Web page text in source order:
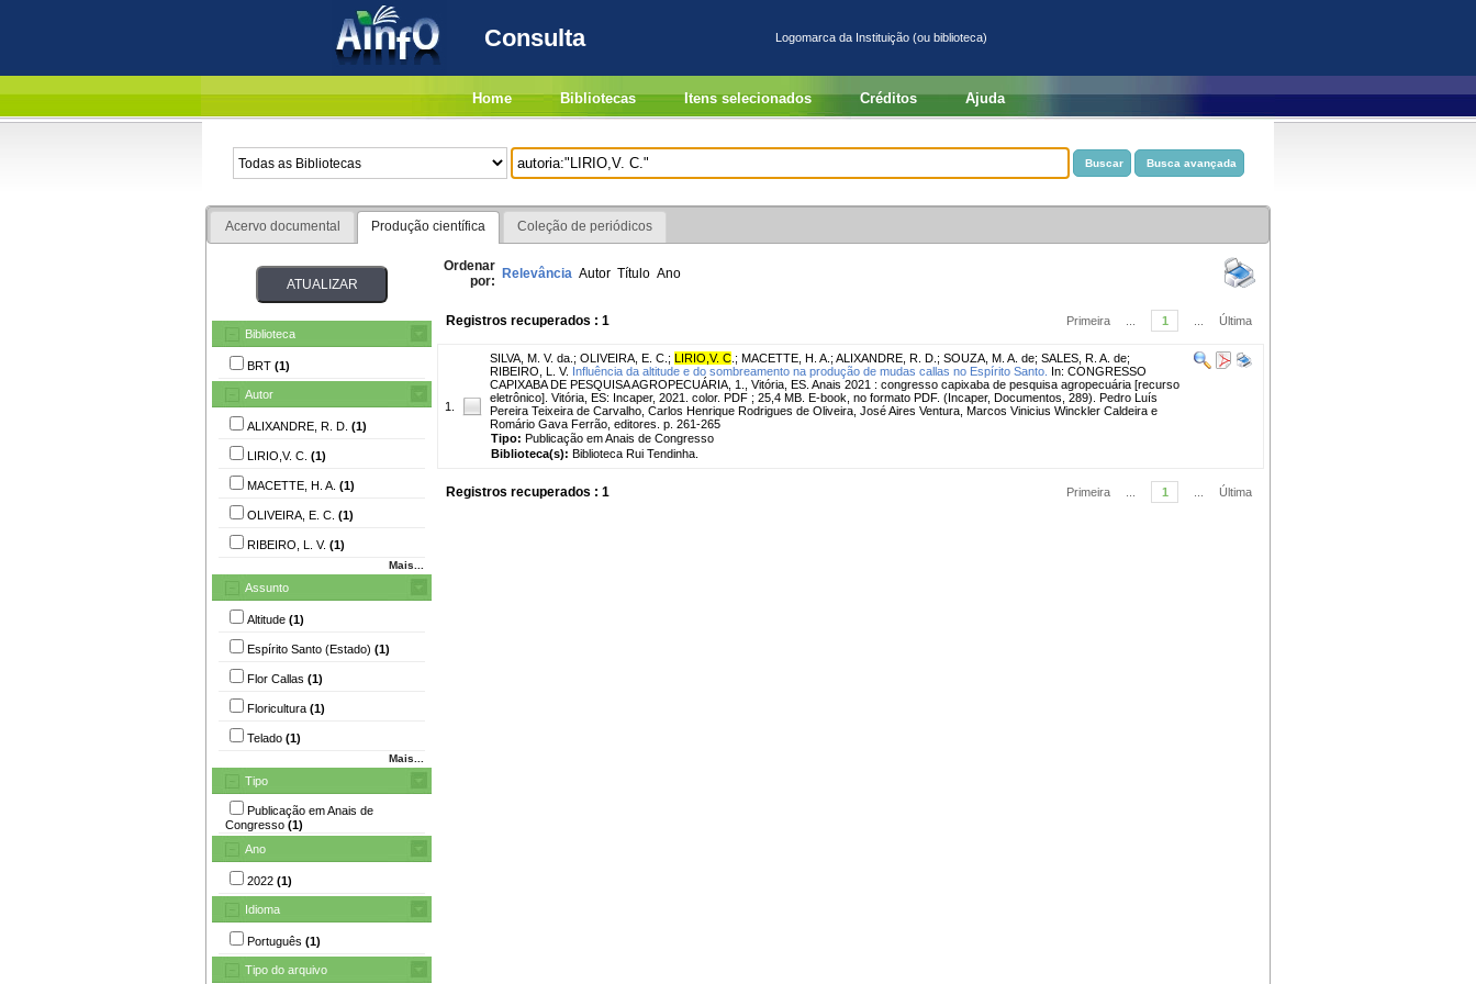
Consulta Logomarca da Instituição (ou biblioteca)
Home Bibliotecas Itens selecionados Créditos Ajuda
Acervo documental Produção científica Coleção de periódicos
Biblioteca
BRT (1)
Autor
ALIXANDRE, R. D. (1)
LIRIO,V. C. (1)
MACETTE, H. A. (1)
OLIVEIRA, E. C. (1)
RIBEIRO, L. V. (1)
Mais...
Assunto
Altitude (1)
Espírito Santo (Estado) (1)
Flor Callas (1)
Floricultura (1)
Telado (1)
Mais...
Tipo
Publicação em Anais de
Congresso (1)
Ano
2022 (1)
Idioma
Português (1)
Tipo do arquivo
Ordenar
por: Relevância Autor Título Ano
Registros recuperados : 1 Primeira 1 Última
1.
SILVA, M. V. da. ; OLIVEIRA, E. C. ; LIRIO,V. C ; MACETTE, H. A. ; ALIXANDRE, R. D. ; SOUZA, M. A. de; SALES, R. A. de;
RIBEIRO, L. V. Influência da altitude e do sombreamento na produção de mudas callas no Espírito Santo. In: CONGRESSO
CAPIXABA DE PESQUISA AGROPECUÁRIA, 1., Vitória, ES. Anais 2021 : congresso capixaba de pesquisa agropecuária [recurso
eletrônico]. Vitória, ES: Incaper, 2021. color. PDF ; 25,4 MB. E-book, no formato PDF. (Incaper, Documentos, 289). Pedro Luís
Pereira Teixeira de Carvalho, Carlos Henrique Rodrigues de Oliveira, José Aires Ventura, Marcos Vinicius Winckler Caldeira e
Romário Gava Ferrão, editores. p. 261-265
Tipo: Publicação em Anais de Congresso
Biblioteca(s): Biblioteca Rui Tendinha.
Registros recuperados : 1 Primeira 1 Última